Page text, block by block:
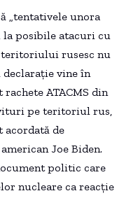
„tentativele unora
posibile atacuri cu
teritoriului rusesc nu
declarație vine în
ATACMS din
pe teritoriul rus,
acordată de
Joe Biden.
politic care
nucleare ca reacție